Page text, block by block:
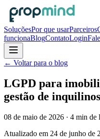
SoluçõesPor que usarParceiros
funcionaBlogContatoLogin
← Voltar para o blog
LGPD para
gestão de inquilinos
08 de maio de 2026 · 4 min de
Atualizado em 24 de junho de